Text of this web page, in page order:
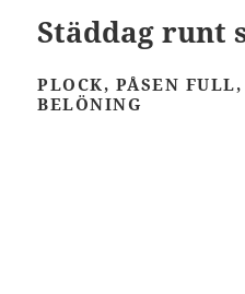
Städdag runt
PLOCK, PÅSEN
BELÖNING